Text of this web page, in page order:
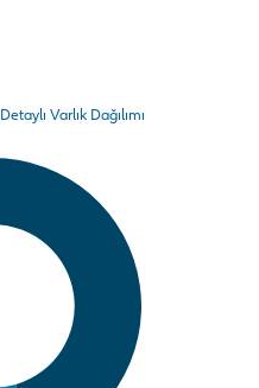
Detaylı Varlık Dağılımı